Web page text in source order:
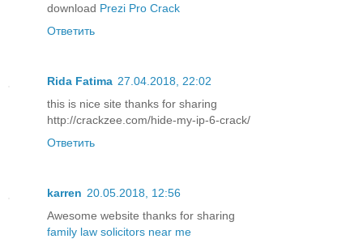
download Prezi Pro Crack
Ответить
Rida Fatima 27.04.2018, 22:02
this is nice site thanks for sharing
http://crackzee.com/hide-my-ip-6-crack/
Ответить
karren 20.05.2018, 12:56
Awesome website thanks for sharing
family law solicitors near me